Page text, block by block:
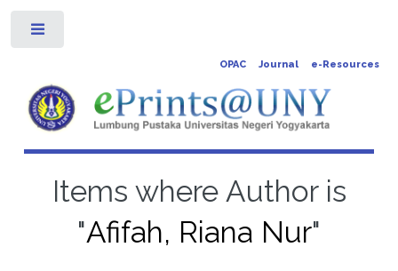
OPAC Journal e-Resources
Items where Author is
"Afifah, Riana Nur"